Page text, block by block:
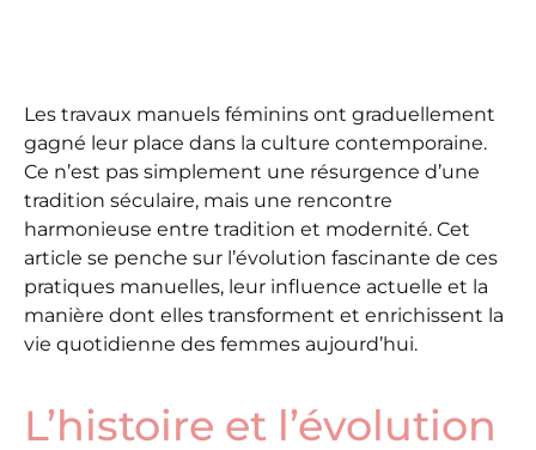
Les travaux manuels féminins ont graduellement
gagné leur place dans la culture contemporaine.
Ce n’est pas simplement une résurgence d’une
tradition séculaire, mais une rencontre
harmonieuse entre tradition et modernité. Cet
article se penche sur l’évolution fascinante de ces
pratiques manuelles, leur influence actuelle et la
manière dont elles transforment et enrichissent la
vie quotidienne des femmes aujourd’hui.
L’histoire et l’évolution